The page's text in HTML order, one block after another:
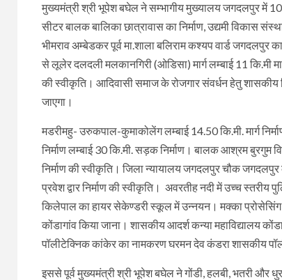
मुख्यमंत्री श्री भूपेश बघेल ने सम्भागीय मुख्यालय जगदलपुर में
सीटर बालक बालिका छात्रावास का निर्माण, उद्यमी विकास
भीमराव अम्बेडकर पूर्व मा.शाला बलिराम कश्यप वार्ड
से लूलेर दलदली मलकानगिरी (ओडिसा) मार्ग लम्बाई 11 कि.मी
की स्वीकृति। आदिवासी समाज के रोजगार संवर्धन हेतु शासकीय
जाएगा।
मडरीमहु- उरुकपाल-कुमाकोलेंग लम्बाई 14.50 कि.मी. मार्ग
निर्माण लम्बाई 30 कि.मी. सड़क निर्माण। बालक आश्रम बुरगुम
निर्माण की स्वीकृति। जिला न्यायालय जगदलपुर चौक
प्रवेश द्वार निर्माण की स्वीकृति। अवरतीह नदी में उच्च
किलेपाल का हायर सेकेण्डरी स्कूल में उन्नयन। मक्का प्रोसेसिंग
कोंडागांव किया जाना। शासकीय आदर्श कन्या महाविद्यालय
पॉलीटेक्निक कांकेर का नामकरण घरमन देव कंडरा शासकीय
इससे पूर्व मुख्यमंत्री श्री भूपेश बघेल ने गोंडी, हलबी, भतरी और